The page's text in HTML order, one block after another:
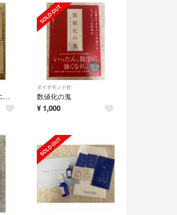
smile様専用 SLEA/エルセーヌ ショッキングショット
ダイヤモンド社
数値化の鬼
¥ 1,000